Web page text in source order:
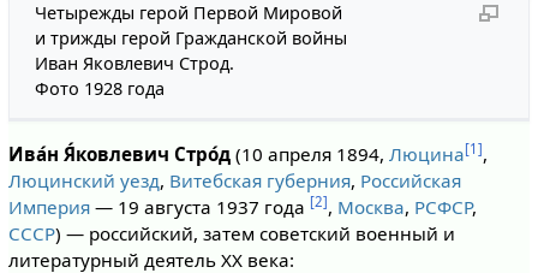
Четырежды герой Первой Мировой
и трижды герой Гражданской войны
Иван Яковлевич Строд.
Фото 1928 года
Ива́н Я́ковлевич Стро́д(10 апреля 1894, Люцина[1],
Люцинский уезд, Витебская губерния, Российская
Империя— 19 августа 1937 года [2], Москва, РСФСР,
СССР) — российский, затем советский военный и
литературный деятель XX века: